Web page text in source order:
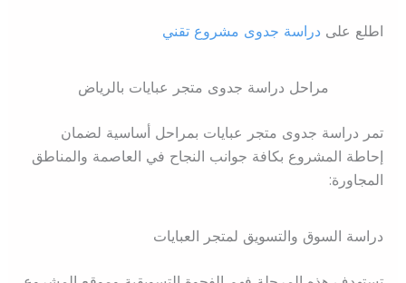
اطلع على دراسة جدوى مشروع تقني
مراحل دراسة جدوى متجر عبايات بالرياض
تمر دراسة جدوى متجر عبايات بمراحل أساسية لضمان
إحاطة المشروع بكافة جوانب النجاح في العاصمة والمناطق
المجاورة:
دراسة السوق والتسويق لمتجر العبايات